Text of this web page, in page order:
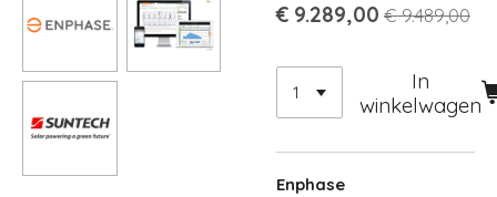
€ 9.289,00 € 9.489,00
In
winkelwagen
Enphase